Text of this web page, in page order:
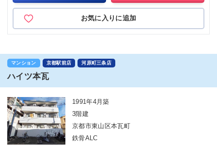
お気に入りに追加
マンション 京都駅前店 河原町三条店
ハイツ本瓦
1991年4月築
3階建
京都市東山区本瓦町
鉄骨ALC